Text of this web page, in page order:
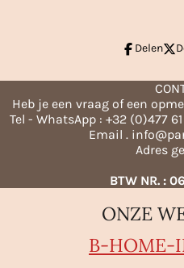
Delen
Heb je een vraag of een
Tel - WhatsApp : +32 (0)477
Email .
Adres
BTW NR. :
ONZE
B-HOME-